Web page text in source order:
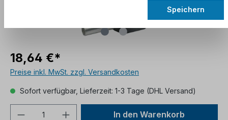
18,64 €*
Preise inkl. MwSt. zzgl. Versandkosten
Sofort verfügbar, Lieferzeit: 1-3 Tage (DHL Versand)
In den Warenkorb
Speichern